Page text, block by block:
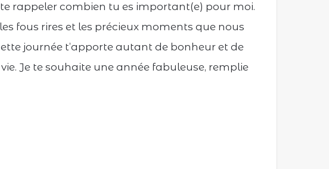
te rappeler combien tu es important(e) pour moi.
fous rires et les précieux moments que nous
journée t’apporte autant de bonheur et de
Je te souhaite une année fabuleuse, remplie